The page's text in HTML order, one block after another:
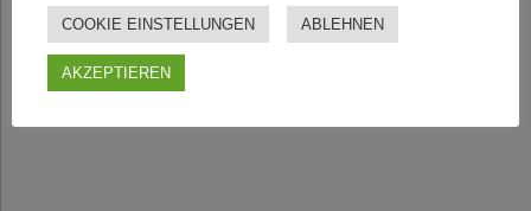
COOKIE EINSTELLUNGEN ABLEHNEN
AKZEPTIEREN